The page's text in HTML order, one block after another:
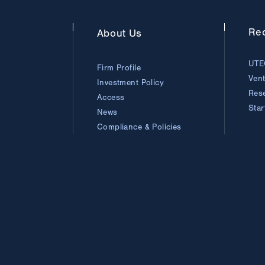
About Us
Firm Profile
Investment Policy
Access
News
Compliance & Policies